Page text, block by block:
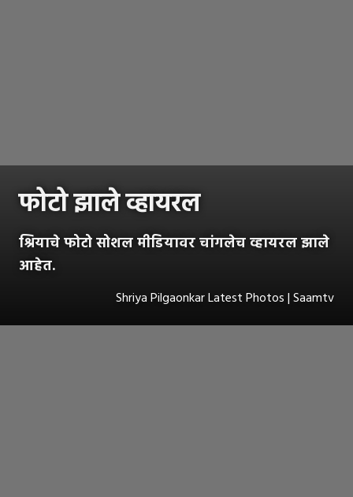
फोटो झाले व्हायरल
श्रियाचे फोटो सोशल मीडियावर चांगलेच व्हायरल झाले
आहेत.
Shriya Pilgaonkar Latest Photos | Saamtv